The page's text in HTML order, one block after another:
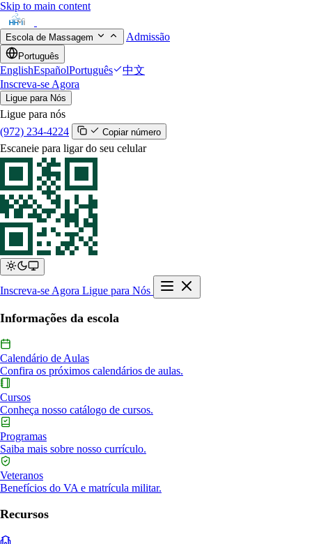
Skip to main content
Escola de Massagem Admissão
Português
EnglishEspañolPortuguês
中文
Inscreva-se Agora
Ligue para Nós
Ligue para nós
(972) 234-4224
Copiar número
Escaneie para ligar do seu celular
Inscreva-se Agora Ligue para Nós
Informações da escola
Calendário de Aulas
Confira os próximos calendários de aulas.
Cursos
Conheça nosso catálogo de cursos.
Programas
Saiba mais sobre nosso currículo.
Veteranos
Benefícios do VA e matrícula militar.
Recursos